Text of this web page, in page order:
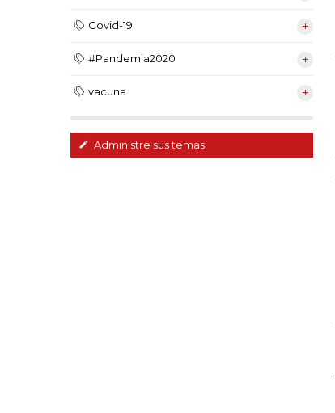
Covid-19
#Pandemia2020
vacuna
Administre sus temas